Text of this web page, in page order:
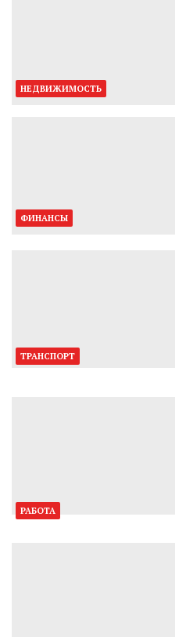
НЕДВИЖИМОСТЬ
ФИНАНСЫ
ТРАНСПОРТ
РАБОТА